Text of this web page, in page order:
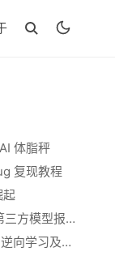
体脂秤
复现教程
起
解决 Codex 使用 cc-switch 使用第三方模型报错 We&#039;re currently experiencing high demand, which may cause temporary errors.
Java侧开源报表大屏 - jimureport 逆向学习及二开思路